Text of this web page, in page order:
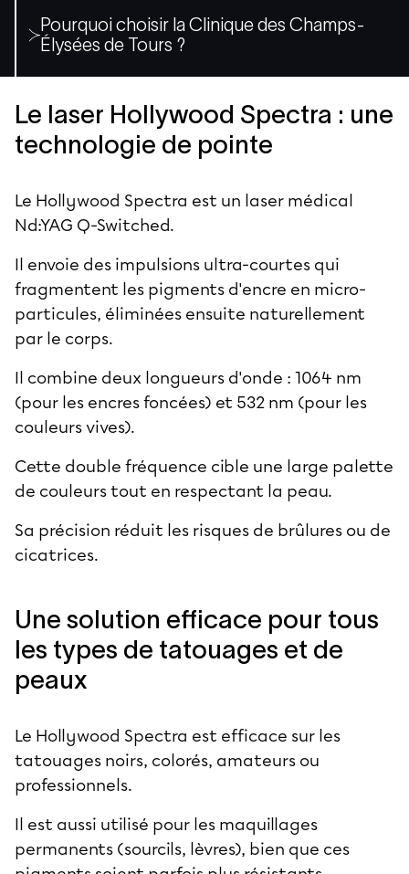
Pourquoi choisir la Clinique des Champs-
Élysées de Tours ?
Le laser Hollywood Spectra : une
technologie de pointe
Le Hollywood Spectra est un laser médical
Nd:YAG Q-Switched.
Il envoie des impulsions ultra-courtes qui
fragmentent les pigments d'encre en micro-
particules, éliminées ensuite naturellement
par le corps.
Il combine deux longueurs d'onde : 1064 nm
(pour les encres foncées) et 532 nm (pour les
couleurs vives).
Cette double fréquence cible une large palette
de couleurs tout en respectant la peau.
Sa précision réduit les risques de brûlures ou de
cicatrices.
Une solution efficace pour tous
les types de tatouages et de
peaux
Le Hollywood Spectra est efficace sur les
tatouages noirs, colorés, amateurs ou
professionnels.
Il est aussi utilisé pour les maquillages
permanents (sourcils, lèvres), bien que ces